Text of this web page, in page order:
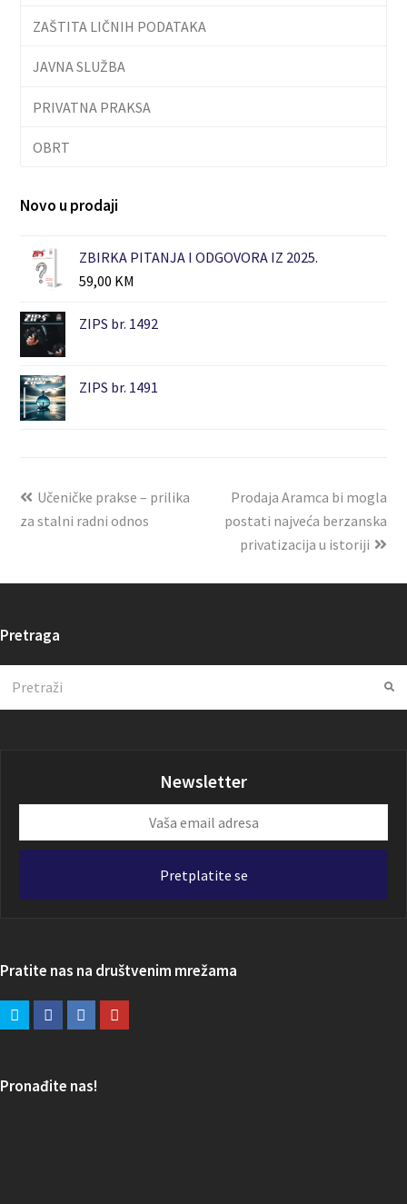
ZAŠTITA LIČNIH PODATAKA
JAVNA SLUŽBA
PRIVATNA PRAKSA
OBRT
Novo u prodaji
ZBIRKA PITANJA I ODGOVORA IZ 2025.
59,00 KM
ZIPS br. 1492
ZIPS br. 1491
Učeničke prakse – prilika
za stalni radni odnos
Prodaja Aramca bi mogla
postati najveća berzanska
privatizacija u istoriji
Pretraga
Newsletter
email
Pretplatite se
Pratite nas na društvenim mrežama
Pronađite nas!